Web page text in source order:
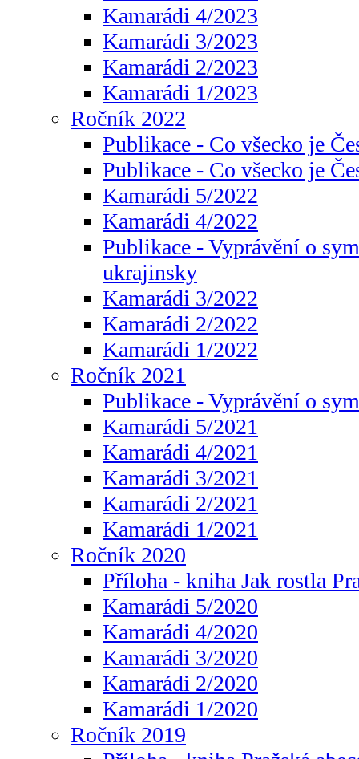
Kamarádi 4/2023
Kamarádi 3/2023
Kamarádi 2/2023
Kamarádi 1/2023
Ročník 2022
Publikace - Co všecko je
Publikace - Co všecko je
Kamarádi 5/2022
Kamarádi 4/2022
Publikace - Vyprávění o
ukrajinsky
Kamarádi 3/2022
Kamarádi 2/2022
Kamarádi 1/2022
Ročník 2021
Publikace - Vyprávění o
Kamarádi 5/2021
Kamarádi 4/2021
Kamarádi 3/2021
Kamarádi 2/2021
Kamarádi 1/2021
Ročník 2020
Příloha - kniha Jak rostla
Kamarádi 5/2020
Kamarádi 4/2020
Kamarádi 3/2020
Kamarádi 2/2020
Kamarádi 1/2020
Ročník 2019